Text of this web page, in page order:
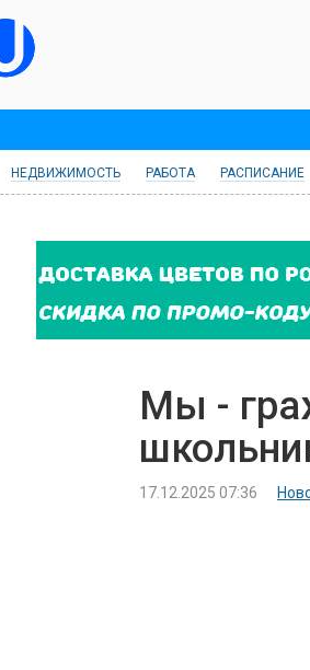
НЕДВИЖИМОСТЬ РАБОТА РАСПИСАНИЕ
Мы -
17.12.2025 07:36